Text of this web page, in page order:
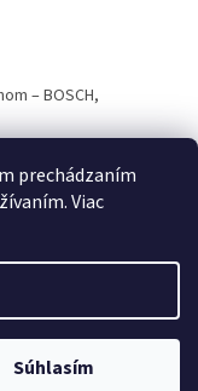
prechádzaním
Viac
Súhlasím
– BOSCH,
práva vyhradené.